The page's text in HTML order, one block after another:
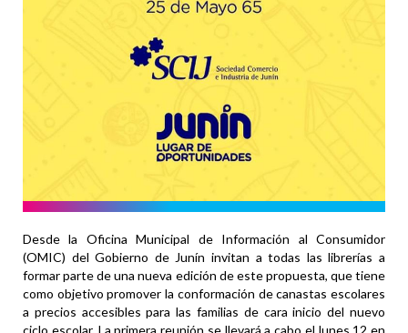
Desde la Oficina Municipal de Información al Consumidor
(OMIC) del Gobierno de Junín invitan a todas las librerías a
formar parte de una nueva edición de este propuesta, que tiene
como objetivo promover la conformación de canastas escolares
a precios accesibles para las familias de cara inicio del nuevo
ciclo escolar. La primera reunión se llevará a cabo el lunes 12 en